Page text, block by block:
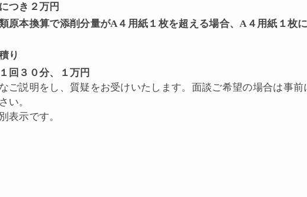
つき２万円
原本換算で添削分量がA４用紙１枚を超える場合、A４用紙１枚
り
回３０分、１万円
ご説明をし、質疑をお受けいたします。面談ご希望の場合は事前
い。
表示です。